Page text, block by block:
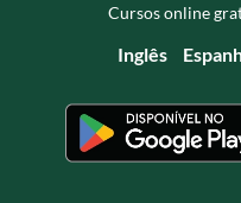
Cursos online
Inglês